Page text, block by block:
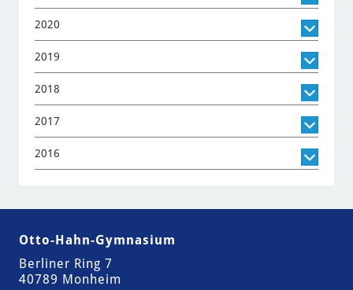
2020
2019
2018
2017
2016
Otto-Hahn-Gymnasium
Berliner Ring 7
40789 Monheim